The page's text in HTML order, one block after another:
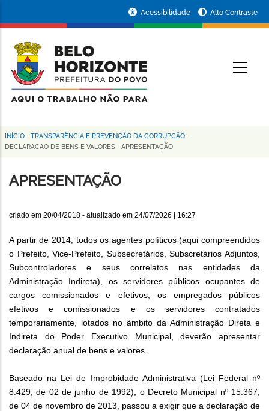
conteúdo
principal
da
Prefeitura
de
Horizonte
Acessibilidade Alto Contraste
Trilha
navegação
INÍCIO - TRANSPARÊNCIA E PREVENÇÃO DA CORRUPÇÃO -
DECLARACAO DE BENS E VALORES - APRESENTAÇÃO
APRESENTAÇÃO
criado em 20/04/2018 - atualizado em 24/07/2026 | 16:27
A partir de 2014, todos os agentes políticos (aqui compreendidos
o Prefeito, Vice-Prefeito, Subsecretários, Subscretários Adjuntos,
Subcontroladores e seus correlatos nas entidades da
Administração Indireta), os servidores públicos ocupantes de
cargos comissionados e efetivos, os empregados públicos
efetivos e comissionados e os servidores contratados
temporariamente, lotados no âmbito da Administração Direta e
Indireta do Poder Executivo Municipal, deverão apresentar
declaração anual de bens e valores.
Baseado na Lei de Improbidade Administrativa (Lei Federal nº
8.429, de 02 de junho de 1992), o Decreto Municipal nº 15.367,
de 04 de novembro de 2013, passou a exigir que a declaração de